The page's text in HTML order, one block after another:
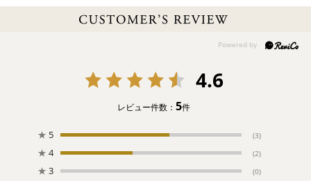
な気持ちがつまっているみたい。ジューシーなキウイに、ユニー
4.6
レビュー件数： 5件
★ 5 (3)
★ 4 (2)
★ 3 (0)